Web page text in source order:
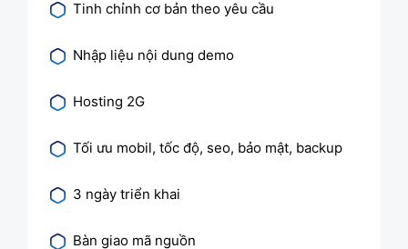
Tinh chỉnh cơ bản theo yêu cầu
Nhập liệu nội dung demo
Hosting 2G
Tối ưu mobil, tốc độ, seo, bảo mật, backup
3 ngày triển khai
Bàn giao mã nguồn